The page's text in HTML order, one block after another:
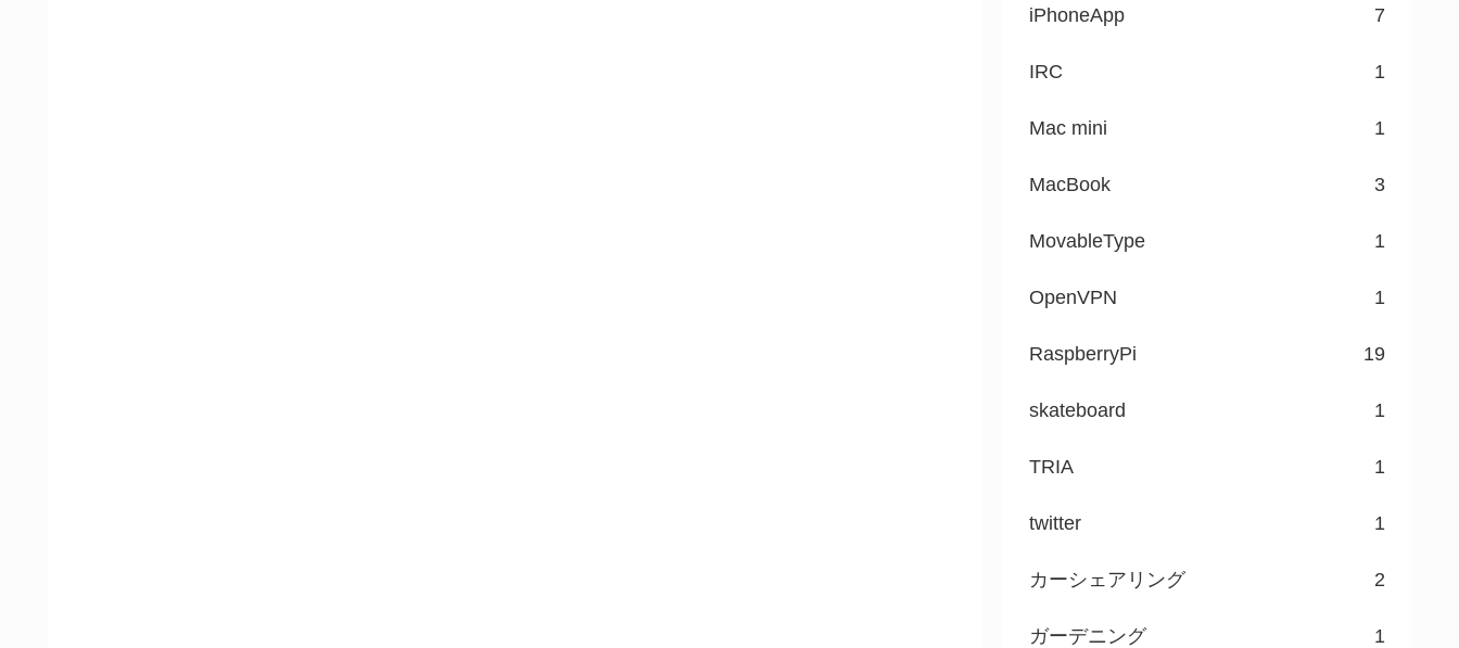
iPhoneApp 7
IRC 1
Mac mini 1
MacBook 3
MovableType 1
OpenVPN 1
RaspberryPi 19
skateboard 1
TRIA 1
twitter 1
カーシェアリング 2
ガーデニング 1